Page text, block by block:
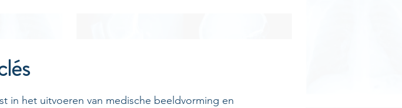
in het uitvoeren van medische beeldvorming en